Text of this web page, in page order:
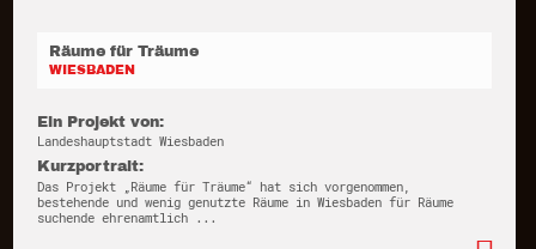
Räume für Träume
WIESBADEN
Ein Projekt von:
Landeshauptstadt Wiesbaden
Kurzportrait:
Das Projekt „Räume für Träume“ hat sich vorgenommen,
bestehende und wenig genutzte Räume in Wiesbaden für Räume
suchende ehrenamtlich ...